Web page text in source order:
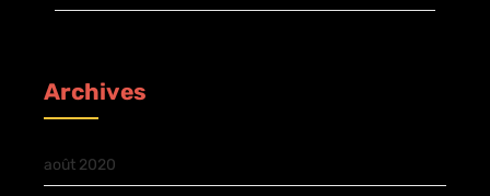
Archives
août 2020